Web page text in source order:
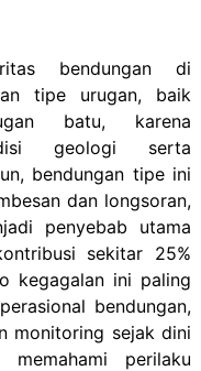
bendungan di
tipe urugan, baik
batu, karena
geologi serta
bendungan tipe ini
dan longsoran,
penyebab utama
sekitar 25%
kegagalan ini paling
bendungan,
monitoring sejak dini
perilaku